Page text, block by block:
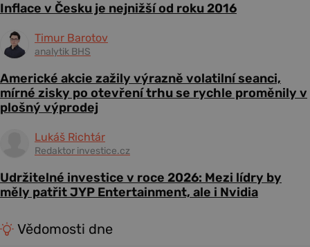
Inflace v Česku je nejnižší od roku 2016
Timur Barotov
analytik BHS
Americké akcie zažily výrazně volatilní seanci,
mírné zisky po otevření trhu se rychle proměnily v
plošný výprodej
Lukáš Richtár
Redaktor investice.cz
Udržitelné investice v roce 2026: Mezi lídry by
měly patřit JYP Entertainment, ale i Nvidia
Vědomosti dne